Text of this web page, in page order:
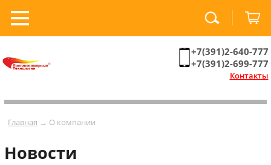
+7(391)2-640-777
+7(391)2-699-777
Контакты
Главная → О компании
Новости